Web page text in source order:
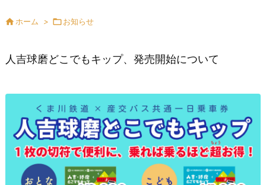
 ホーム > お知らせ
人吉球磨どこでもキップ、発売開始について